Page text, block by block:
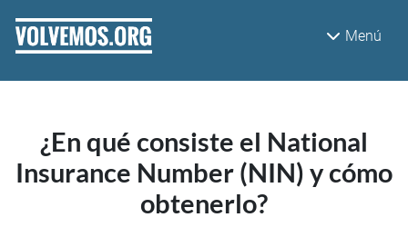
Menú
¿En qué consiste el National
Insurance Number (NIN) y cómo
obtenerlo?